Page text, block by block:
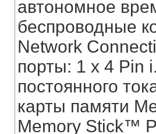
автономное
беспроводные
Network
порты: 1 x 4 Pin
постоянного
карты памяти
Memory Stick™